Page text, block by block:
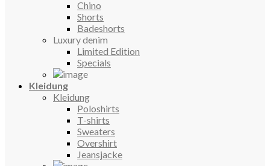
Chino
Shorts
Badeshorts
Luxury denim
Limited Edition
Specials
Kleidung
Kleidung
Poloshirts
T-shirts
Sweaters
Overshirt
Jeansjacke